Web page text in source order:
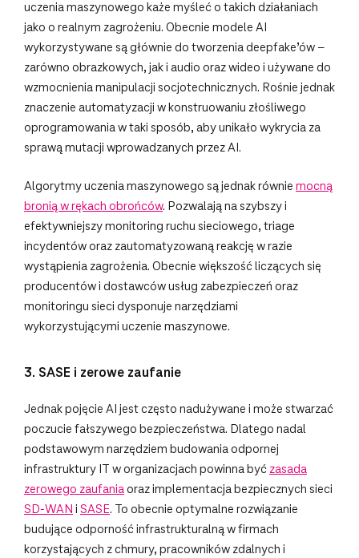
uczenia maszynowego każe myśleć o takich działaniach
jako o realnym zagrożeniu. Obecnie modele AI
wykorzystywane są głównie do tworzenia deepfake’ów –
zarówno obrazkowych, jak i audio oraz wideo i używane do
wzmocnienia manipulacji socjotechnicznych. Rośnie jednak
znaczenie automatyzacji w konstruowaniu złośliwego
oprogramowania w taki sposób, aby unikało wykrycia za
sprawą mutacji wprowadzanych przez AI.
Algorytmy uczenia maszynowego są jednak równie mocną
bronią w rękach obrońców. Pozwalają na szybszy i
efektywniejszy monitoring ruchu sieciowego, triage
incydentów oraz zautomatyzowaną reakcję w razie
wystąpienia zagrożenia. Obecnie większość liczących się
producentów i dostawców usług zabezpieczeń oraz
monitoringu sieci dysponuje narzędziami
wykorzystującymi uczenie maszynowe.
3. SASE i zerowe zaufanie
Jednak pojęcie AI jest często nadużywane i może stwarzać
poczucie fałszywego bezpieczeństwa. Dlatego nadal
podstawowym narzędziem budowania odpornej
infrastruktury IT w organizacjach powinna być zasada
zerowego zaufania oraz implementacja bezpiecznych sieci
SD-WAN i SASE. To obecnie optymalne rozwiązanie
budujące odporność infrastrukturalną w firmach
korzystających z chmury, pracowników zdalnych i